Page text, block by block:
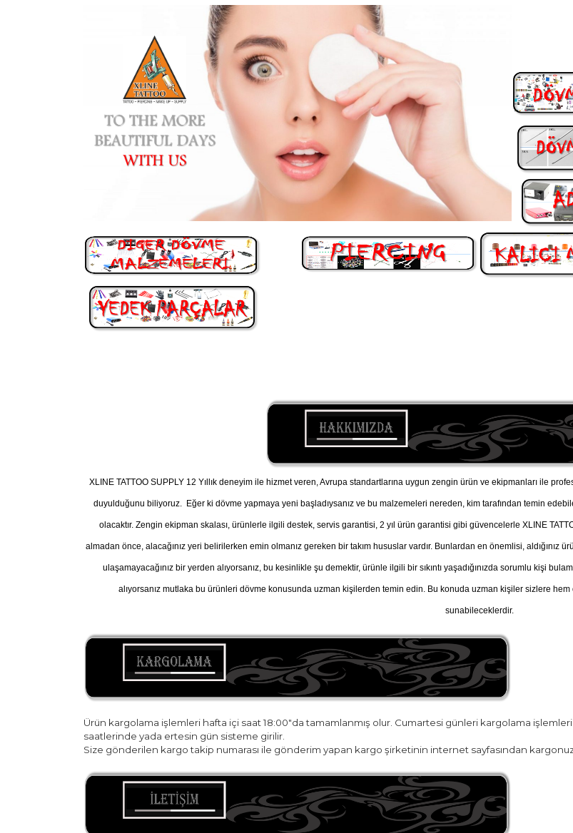
XLINE TATTOO SUPPLY 12 Yıllık deneyim ile hizmet veren, Avrupa standartlarına uygun zengin ürün ve ekipmanları ile
duyulduğunu biliyoruz. Eğer ki dövme yapmaya yeni başladıysanız ve bu malzemeleri nereden, kim tarafından temin
olacaktır. Zengin ekipman skalası, ürünlerle ilgili destek, servis garantisi, 2 yıl ürün garantisi gibi güvencelerle XLINE
almadan önce, alacağınız yeri belirilerken emin olmanız gereken bir takım hususlar vardır. Bunlardan en önemlisi, aldığınız
ulaşamayacağınız bir yerden alıyorsanız, bu kesinlikle şu demektir, ürünle ilgili bir sıkıntı yaşadığınızda sorumlu kişi
alıyorsanız mutlaka bu ürünleri dövme konusunda uzman kişilerden temin edin. Bu konuda uzman kişiler sizlere
sunabileceklerdir.
Ürün kargolama işlemleri hafta içi saat 18:00"da tamamlanmış olur. Cumartesi günleri kargolama
saatlerinde yada ertesin gün sisteme girilir.
Size gönderilen kargo takip numarası ile gönderim yapan kargo şirketinin internet sayfasından